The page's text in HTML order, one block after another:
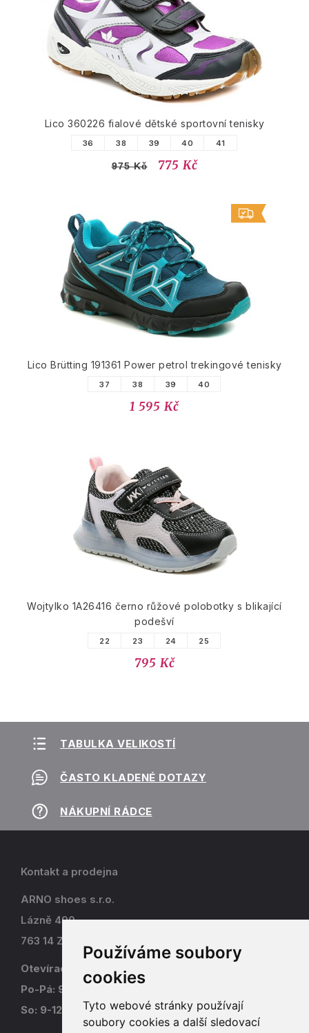
Používáme soubory
cookies
Tyto webové stránky používají
soubory cookies a další sledovací
Lico 360226 fialové dětské sportovní tenisky
36 38 39 40 41
975 Kč 775 Kč
Lico Brütting 191361 Power petrol trekingové tenisky
37 38 39 40
1 595 Kč
Wojtylko 1A26416 černo růžové polobotky s blikající
podešví
22 23 24 25
795 Kč
TABULKA VELIKOSTÍ
ČASTO KLADENÉ DOTAZY
NÁKUPNÍ RÁDCE
Kontakt a prodejna
ARNO shoes s.r.o.
Lázně 490
763 14 Zlín - Kostelec
Otevírací doba
Po-Pá: 9-17
So: 9-12